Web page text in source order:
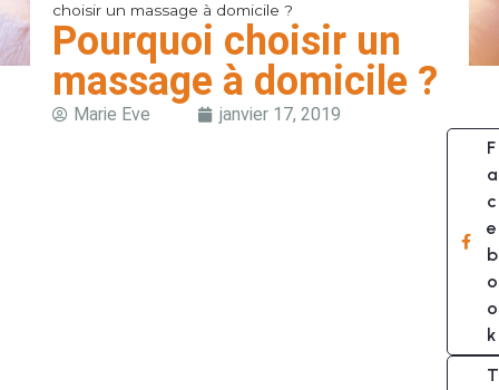
choisir un massage à domicile ?
Pourquoi choisir un
massage à domicile ?
Marie Eve janvier 17, 2019
F
a
c
e
b
o
o
k
T